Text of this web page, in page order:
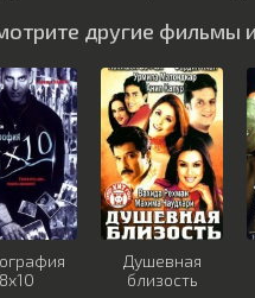
другие фильмы
8x10
Душевная
близость